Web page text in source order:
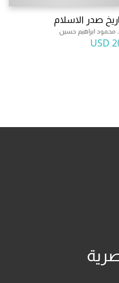
صدر الاسلام
محمود ابراهيم حسين
20